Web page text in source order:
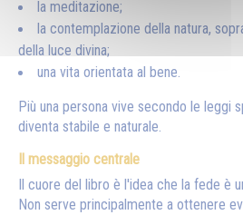
la meditazione;
la contemplazione della natura,
della luce divina;
una vita orientata al bene.
Più una persona vive secondo le leggi
diventa stabile e naturale.
Il messaggio centrale
Il cuore del libro è l'idea che la fede è
Non serve principalmente a ottenere